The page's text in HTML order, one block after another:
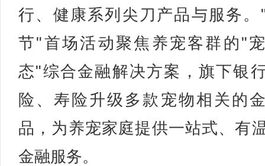
行、健康系列尖刀产品与服务。
节"首场活动聚焦养宠客群的"
态"综合金融解决方案，旗下银
险、寿险升级多款宠物相关的
品，为养宠家庭提供一站式、有
金融服务。